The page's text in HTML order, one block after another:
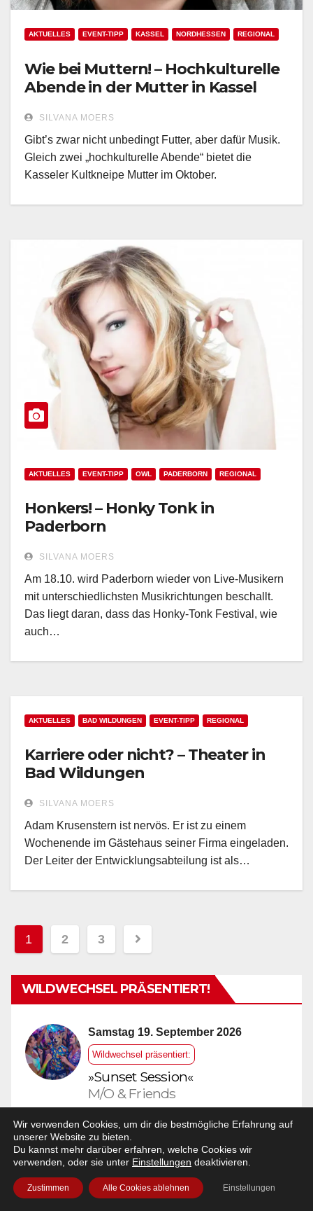
AKTUELLES EVENT-TIPP KASSEL NORDHESSEN REGIONAL
Wie bei Muttern! – Hochkulturelle
Abende in der Mutter in Kassel
SILVANA MOERS
Gibt’s zwar nicht unbedingt Futter, aber dafür Musik.
Gleich zwei „hochkulturelle Abende“ bietet die
Kasseler Kultkneipe Mutter im Oktober.
AKTUELLES EVENT-TIPP OWL PADERBORN REGIONAL
Honkers! – Honky Tonk in
Paderborn
SILVANA MOERS
Am 18.10. wird Paderborn wieder von Live-Musikern
mit unterschiedlichsten Musikrichtungen beschallt.
Das liegt daran, dass das Honky-Tonk Festival, wie
auch…
AKTUELLES BAD WILDUNGEN EVENT-TIPP REGIONAL
Karriere oder nicht? – Theater in
Bad Wildungen
SILVANA MOERS
Adam Krusenstern ist nervös. Er ist zu einem
Wochenende im Gästehaus seiner Firma eingeladen.
Der Leiter der Entwicklungsabteilung ist als…
Seitennummerierung
der
Beiträge
1 2 3
WILDWECHSEL PRÄSENTIERT!
Samstag 19. September 2026
Wildwechsel präsentiert:
»Sunset Session«
M/O & Friends
Sumpfblume
Genre: Downtempo,House,Electronic
mehr Details
Wir verwenden Cookies, um dir die bestmögliche Erfahrung auf
unserer Website zu bieten.
Du kannst mehr darüber erfahren, welche Cookies wir
verwenden, oder sie unter Einstellungen deaktivieren.
Zustimmen Alle Cookies ablehnen Einstellungen